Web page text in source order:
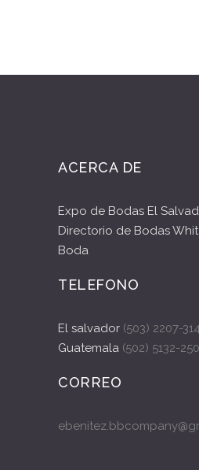
ACERCA DE
Expo de Bodas El
Directorio de Bodas
Boda
TELEFONO
El salvador (503) 2207-
Guatemala (502) 5132-
CORREO